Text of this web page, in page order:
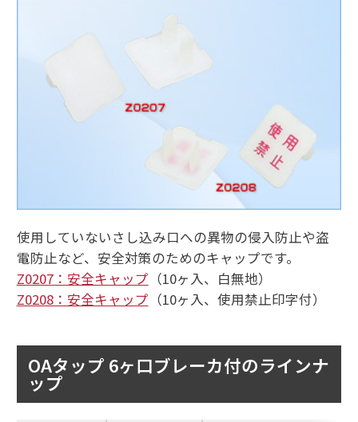
使用していないさし込み口への異物の侵入防止や盗
電防止など、安全対策のためのキャップです。
Z0207：安全キャップ （10ヶ入、白無地）
Z0208：安全キャップ （10ヶ入、使用禁止印字付）
OAタップ 6ヶ口ブレーカ付のラインナ
ップ